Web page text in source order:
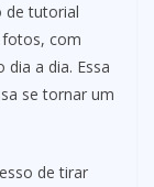
de tutorial
fotos, com
a dia. Essa
se tornar um
de tirar